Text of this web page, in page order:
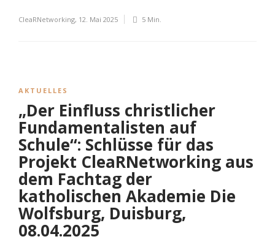
CleaRNetworking, 12. Mai 2025 5 Min.
AKTUELLES
„Der Einfluss christlicher
Fundamentalisten auf
Schule“: Schlüsse für das
Projekt CleaRNetworking aus
dem Fachtag der
katholischen Akademie Die
Wolfsburg, Duisburg,
08.04.2025